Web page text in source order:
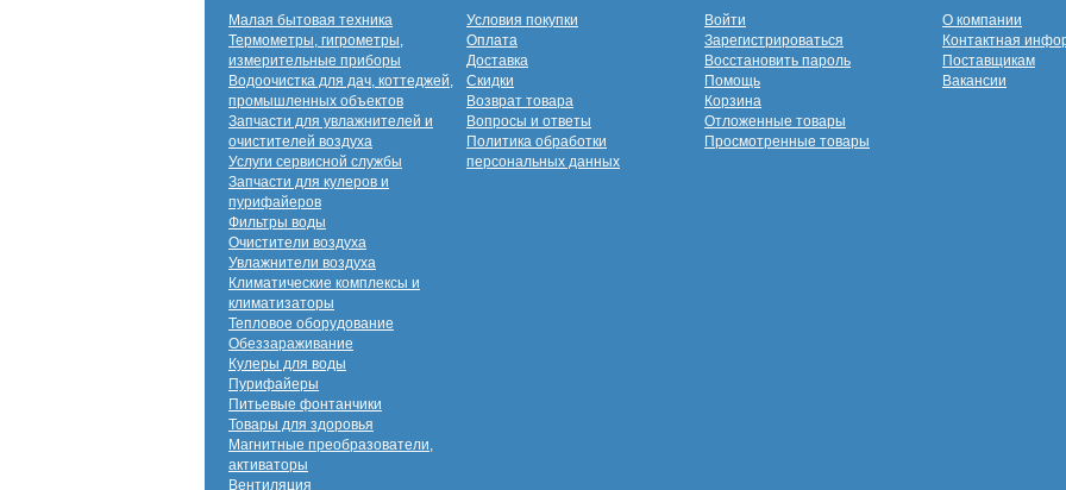
Малая бытовая техника
Термометры, гигрометры,
измерительные приборы
Водоочистка для дач, коттеджей,
промышленных объектов
Запчасти для увлажнителей и
очистителей воздуха
Услуги сервисной службы
Запчасти для кулеров и
пурифайеров
Фильтры воды
Очистители воздуха
Увлажнители воздуха
Климатические комплексы и
климатизаторы
Тепловое оборудование
Обеззараживание
Кулеры для воды
Пурифайеры
Питьевые фонтанчики
Товары для здоровья
Магнитные преобразователи,
активаторы
Вентиляция
Условия покупки
Оплата
Доставка
Скидки
Возврат товара
Вопросы и ответы
Политика обработки
персональных данных
Войти
Зарегистрироваться
Восстановить пароль
Помощь
Корзина
Отложенные товары
Просмотренные товары
О компании
Контактная
Поставщикам
Вакансии